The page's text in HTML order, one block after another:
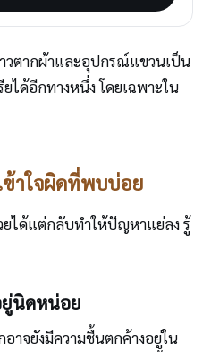
วตากผ้าและอุปกรณ์แขวนเป็น
ได้อีกทางหนึ่ง โดยเฉพาะใน
ข้าใจผิดที่พบบ่อย
ได้แต่กลับทำให้ปัญหาแย่ลง รู้
ยู่นิดหน่อย
าจยังมีความชื้นตกค้างอยู่ใน